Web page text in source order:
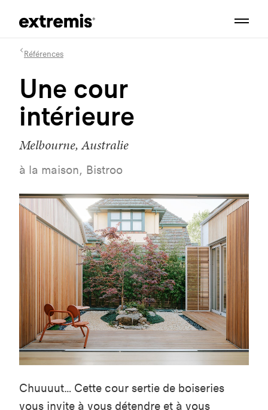
Références
Une cour
intérieure
Melbourne, Australie
à la maison, Bistroo
Chuuuut… Cette cour sertie de boiseries
vous invite à vous détendre et à vous